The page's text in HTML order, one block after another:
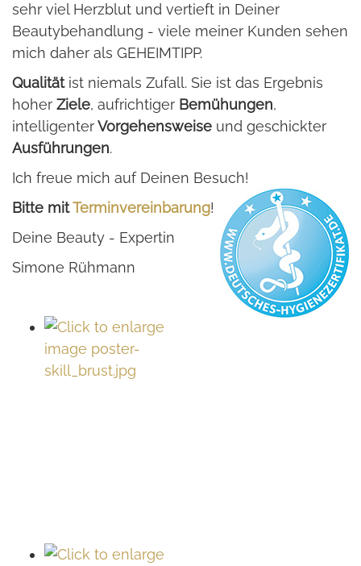
sehr viel Herzblut und vertieft in Deiner
Beautybehandlung - viele meiner Kunden sehen
mich daher als GEHEIMTIPP.
Qualitätist niemals Zufall. Sie ist das Ergebnis
hoher Ziele, aufrichtiger Bemühungen,
intelligenterVorgehensweise und geschickter
Ausführungen.
Ich freue mich auf Deinen Besuch!
Bitte mitTerminvereinbarung!
Deine Beauty - Expertin
Simone Rühmann